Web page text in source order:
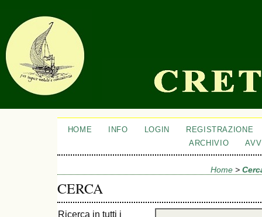
HOME INFO LOGIN
REGISTRAZIONE
ARCHIVIO
Home >
CERCA
Ricerca in tutti i